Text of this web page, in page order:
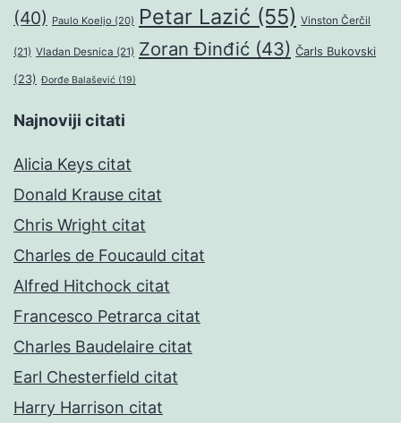
(40) Paulo Koeljo (20) Petar Lazić (55) Vinston Čerčil
(21) Vladan Desnica (21) Zoran Đinđić (43) Čarls Bukovski
(23) Đorđe Balašević (19)
Najnoviji citati
Alicia Keys citat
Donald Krause citat
Chris Wright citat
Charles de Foucauld citat
Alfred Hitchock citat
Francesco Petrarca citat
Charles Baudelaire citat
Earl Chesterfield citat
Harry Harrison citat